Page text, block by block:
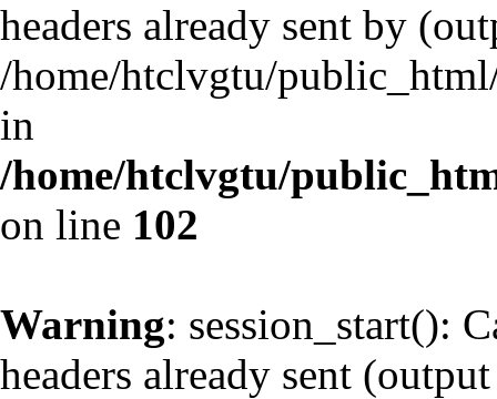
headers already sent by
/home/htclvgtu/
in
/home/htclvgtu/
on line 102
Warning: session_start():
headers already sent